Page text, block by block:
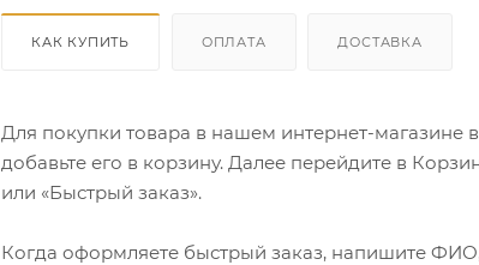
КАК КУПИТЬ ОПЛАТА ДОСТАВКА
Для покупки товара в нашем интернет-магазине
добавьте его в корзину. Далее перейдите в
или «Быстрый заказ».
Когда оформляете быстрый заказ, напишите